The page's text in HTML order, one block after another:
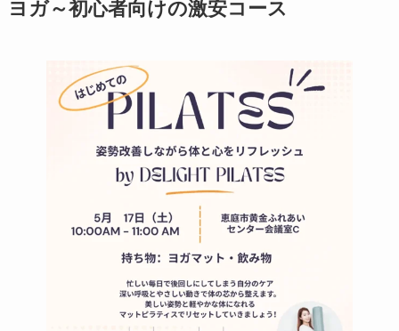
ヨガ～初心者向けの激安コース